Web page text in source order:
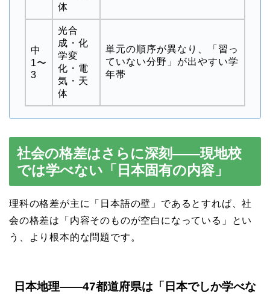
体
中
1〜
3
光合
成・化
学変
化・電
気・天
体
単元の順序が異なり、「習っ
ていない分野」が出やすい学
年帯
社会の格差はさらに深刻——現地校
では学べない「日本固有の内容」
理科の格差が主に「日本語の壁」であるとすれば、社
会の格差は「内容そのものが空白になっている」とい
う、より根本的な問題です。
日本地理——47都道府県は「日本でしか学べな